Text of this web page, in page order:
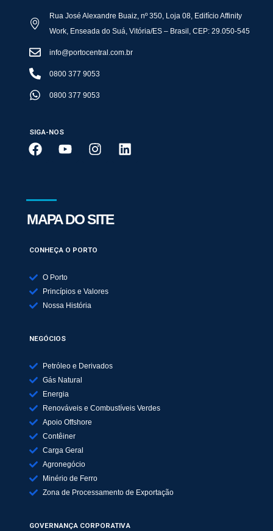
Rua José Alexandre Buaiz, nº 350, Loja 08, Edifício Affinity
Work, Enseada do Suá, Vitória/ES – Brasil, CEP: 29.050-545
info@portocentral.com.br
0800 377 9053
0800 377 9053
SIGA-NOS
MAPA DO SITE
CONHEÇA O PORTO
O Porto
Princípios e Valores
Nossa História
NEGÓCIOS
Petróleo e Derivados
Gás Natural
Energia
Renováveis e Combustíveis Verdes
Apoio Offshore
Contêiner
Carga Geral
Agronegócio
Minério de Ferro
Zona de Processamento de Exportação
GOVERNANÇA CORPORATIVA